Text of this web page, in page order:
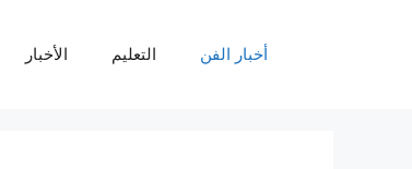
أخبار الفن التعليم الأخبار